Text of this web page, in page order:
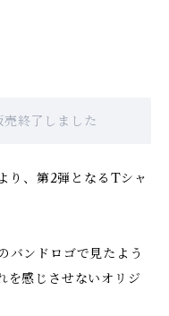
終了しました
り、第2弾となるTシャ
バンドロゴで見たよう
を感じさせないオリジ